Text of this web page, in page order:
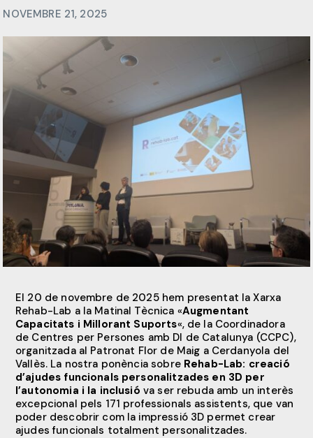
NOVEMBRE 21, 2025
El 20 de novembre de 2025 hem presentat la Xarxa
Rehab-Lab a la Matinal Tècnica «Augmentant
Capacitats i Millorant Suports«, de la Coordinadora
de Centres per Persones amb DI de Catalunya (CCPC),
organitzada al Patronat Flor de Maig a Cerdanyola del
Vallès. La nostra ponència sobreRehab-Lab: creació
d’ajudes funcionals personalitzades en 3D per
l’autonomia i la inclusió va ser rebuda amb un interès
excepcional pels 171 professionals assistents, que van
poder descobrir com la impressió 3D permet crear
ajudes funcionals totalment personalitzades.